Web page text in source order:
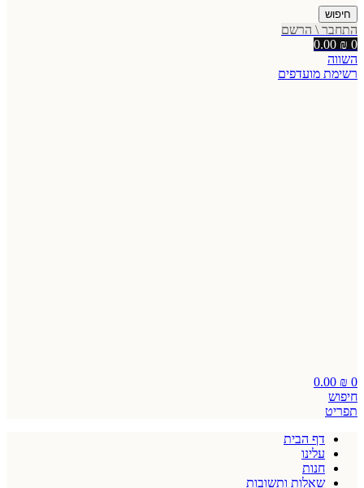
חיפוש
התחבר \ הרשם
0
0.00 ₪
השווה
רשימת מועדפים
0
0.00 ₪
חיפוש
תפריט
דף הבית
עלינו
חנות
שאלות ותשובות